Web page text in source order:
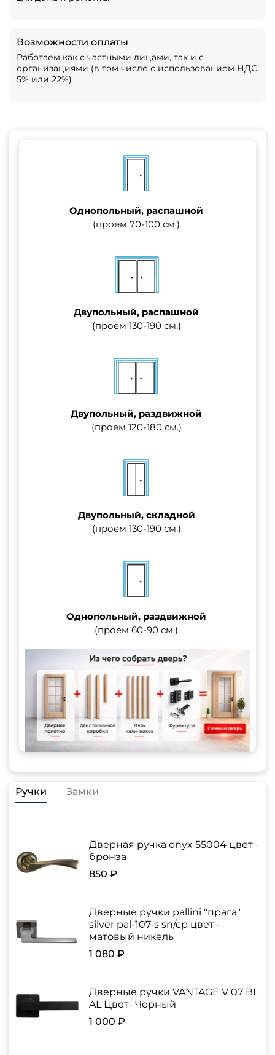
Возможности оплаты
Работаем как с частными лицами, так и с
организациями (в том числе с использованием НДС
5% или 22%)
Однопольный, распашной
(проем 70-100 см.)
Двупольный, распашной
(проем 130-190 см.)
Двупольный, раздвижной
(проем 120-180 см.)
Двупольный, складной
(проем 130-190 см.)
Однопольный, раздвижной
(проем 60-90 см.)
Ручки Замки
Дверная ручка onyx 55004 цвет -
бронза
850 ₽
Дверные ручки pallini "прага"
silver pal-107-s sn/cp цвет -
матовый никель
1 080 ₽
Дверные ручки VANTAGE V 07 BL
AL Цвет- Черный
1 000 ₽